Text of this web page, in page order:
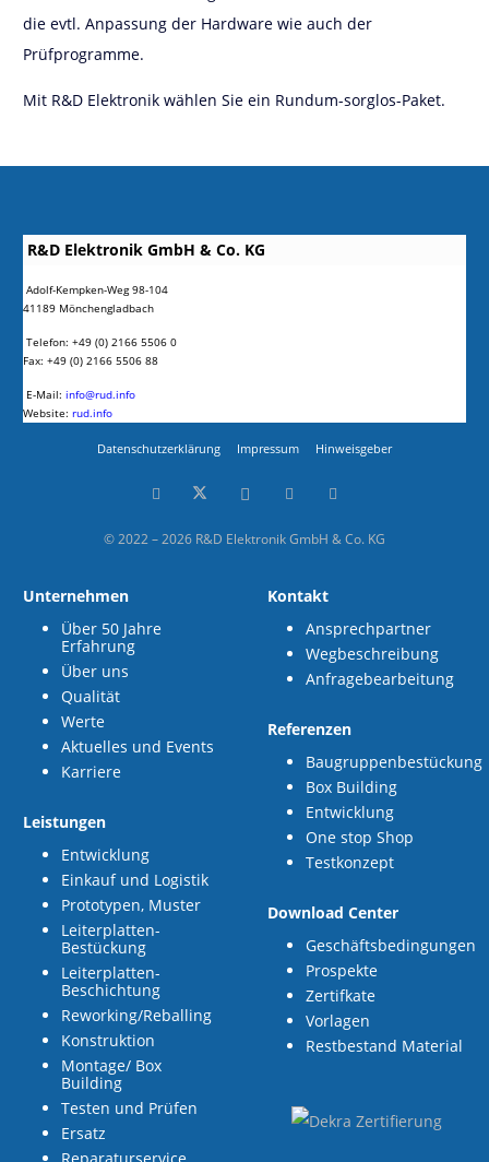
die evtl. Anpassung der Hardware wie auch der
Prüfprogramme.
Mit R&D Elektronik wählen Sie ein Rundum-sorglos-Paket.
R&D Elektronik GmbH & Co. KG
Adolf-Kempken-Weg 98-104
41189 Mönchengladbach
Telefon: +49 (0) 2166 5506 0
Fax: +49 (0) 2166 5506 88
E-Mail: info@rud.info
Website: rud.info
Datenschutzerklärung Impressum Hinweisgeber
© 2022 – 2026 R&D Elektronik GmbH & Co. KG
Unternehmen
Über 50 Jahre
Erfahrung
Über uns
Qualität
Werte
Aktuelles und Events
Karriere
Leistungen
Entwicklung
Einkauf und Logistik
Prototypen, Muster
Leiterplatten-
Bestückung
Leiterplatten-
Beschichtung
Reworking/Reballing
Konstruktion
Montage/ Box
Building
Testen und Prüfen
Ersatz
Kontakt
Ansprechpartner
Wegbeschreibung
Anfragebearbeitung
Referenzen
Baugruppenbestückung
Box Building
Entwicklung
One stop Shop
Testkonzept
Download Center
Geschäftsbedingungen
Prospekte
Zertifkate
Vorlagen
Restbestand Material